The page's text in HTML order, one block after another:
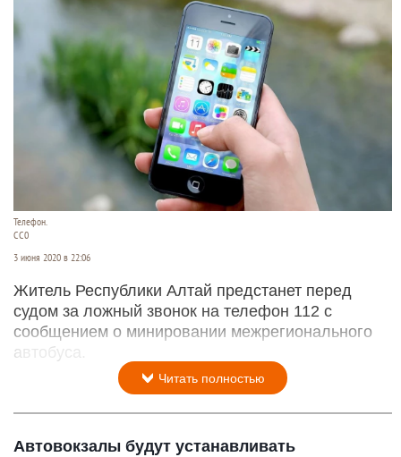
Телефон.
СС0
3 июня 2020 в 22:06
Житель Республики Алтай предстанет перед
судом за ложный звонок на телефон 112 с
сообщением о минировании межрегионального
автобуса.
Читать полностью
Автовокзалы будут устанавливать